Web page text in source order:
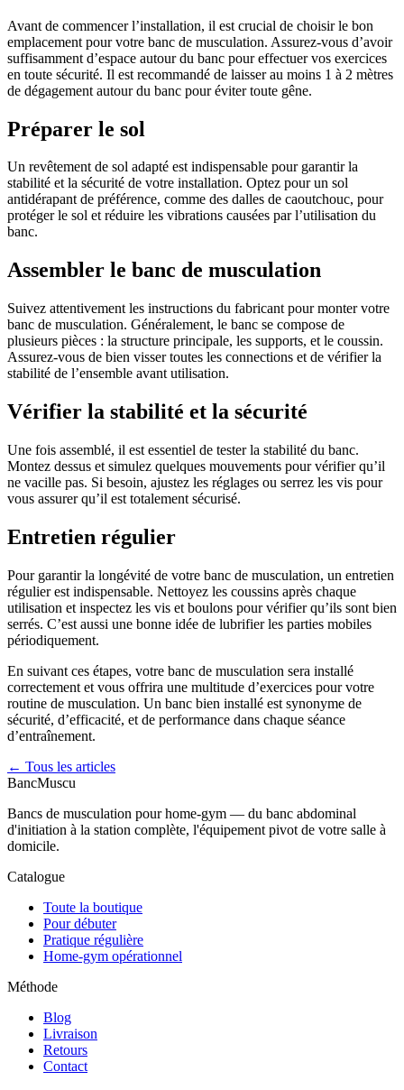
Avant de commencer l’installation, il est crucial de choisir le bon
emplacement pour votre banc de musculation. Assurez-vous d’avoir
suffisamment d’espace autour du banc pour effectuer vos exercices
en toute sécurité. Il est recommandé de laisser au moins 1 à 2 mètres
de dégagement autour du banc pour éviter toute gêne.
Préparer le sol
Un revêtement de sol adapté est indispensable pour garantir la
stabilité et la sécurité de votre installation. Optez pour un sol
antidérapant de préférence, comme des dalles de caoutchouc, pour
protéger le sol et réduire les vibrations causées par l’utilisation du
banc.
Assembler le banc de musculation
Suivez attentivement les instructions du fabricant pour monter votre
banc de musculation. Généralement, le banc se compose de
plusieurs pièces : la structure principale, les supports, et le coussin.
Assurez-vous de bien visser toutes les connections et de vérifier la
stabilité de l’ensemble avant utilisation.
Vérifier la stabilité et la sécurité
Une fois assemblé, il est essentiel de tester la stabilité du banc.
Montez dessus et simulez quelques mouvements pour vérifier qu’il
ne vacille pas. Si besoin, ajustez les réglages ou serrez les vis pour
vous assurer qu’il est totalement sécurisé.
Entretien régulier
Pour garantir la longévité de votre banc de musculation, un entretien
régulier est indispensable. Nettoyez les coussins après chaque
utilisation et inspectez les vis et boulons pour vérifier qu’ils sont bien
serrés. C’est aussi une bonne idée de lubrifier les parties mobiles
périodiquement.
En suivant ces étapes, votre banc de musculation sera installé
correctement et vous offrira une multitude d’exercices pour votre
routine de musculation. Un banc bien installé est synonyme de
sécurité, d’efficacité, et de performance dans chaque séance
d’entraînement.
← Tous les articles
BancMuscu
Bancs de musculation pour home-gym — du banc abdominal
d'initiation à la station complète, l'équipement pivot de votre salle à
domicile.
Catalogue
Toute la boutique
Pour débuter
Pratique régulière
Home-gym opérationnel
Méthode
Blog
Livraison
Retours
Contact